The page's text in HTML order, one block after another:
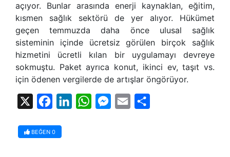
açıyor. Bunlar arasında enerji kaynaklan, eğitim,
kısmen sağlık sektörü de yer alıyor. Hükümet
geçen temmuzda daha önce ulusal sağlık
sisteminin içinde ücretsiz görülen birçok sağlık
hizmetini ücretli kılan bir uygulamayı devreye
sokmuştu. Paket ayrıca konut, ikinci ev, taşıt vs.
için ödenen vergilerde de artışlar öngörüyor.
FacebookLinkedInWhatsAppMessenger
Email
BEĞEN 0